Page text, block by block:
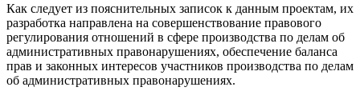
Как следует из пояснительных записок к данным проектам, их
разработка направлена на совершенствование правового
регулирования отношений в сфере производства по делам об
административных правонарушениях, обеспечение баланса
прав и законных интересов участников производства по делам
об административных правонарушениях.